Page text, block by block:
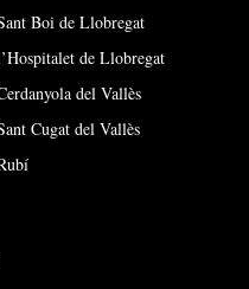
Boi de Llobregat
de Llobregat
del Vallès
Cugat del Vallès